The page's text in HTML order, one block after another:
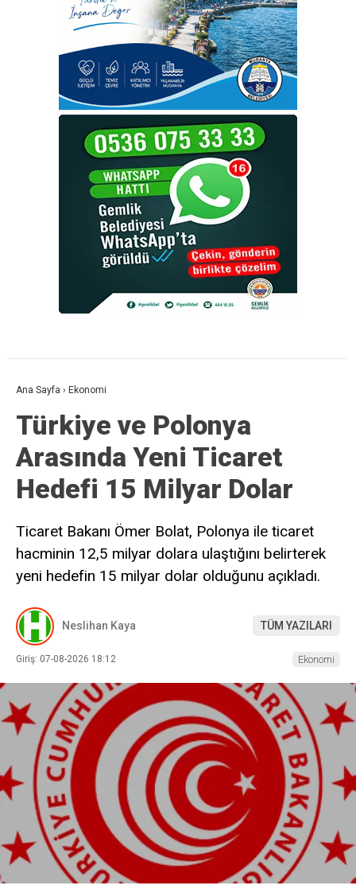
Ana Sayfa › Ekonomi
Türkiye ve Polonya
Arasında Yeni Ticaret
Hedefi 15 Milyar Dolar
Ticaret Bakanı Ömer Bolat, Polonya ile ticaret
hacminin 12,5 milyar dolara ulaştığını belirterek
yeni hedefin 15 milyar dolar olduğunu açıkladı.
Neslihan Kaya TÜM YAZILARI
Giriş: 07-08-2026 18:12 Ekonomi